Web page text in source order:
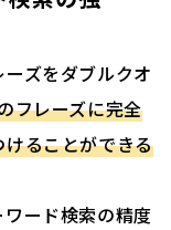
ズをダブルクオ
フレーズに完全
ることができる
ード検索の精度